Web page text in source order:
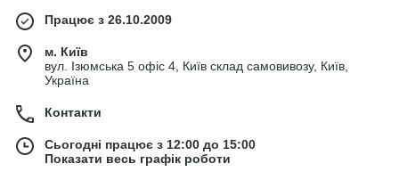
Працює з 26.10.2009
м. Київ
вул. Ізюмська 5 офіс 4, Київ склад самовивозу, Київ,
Україна
Контакти
Сьогодні працює з 12:00 до 15:00
Показати весь графік роботи